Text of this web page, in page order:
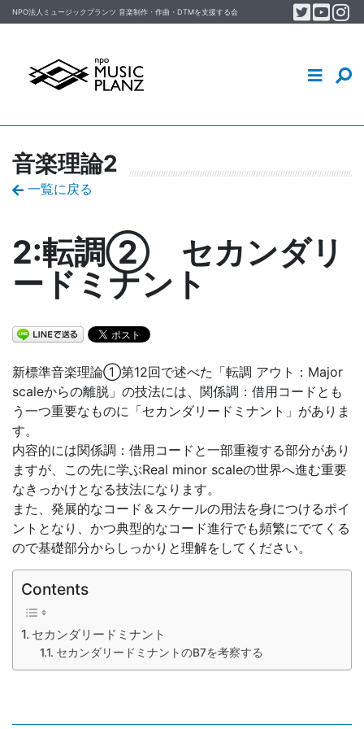
Skip to content
NPO法人ミュージックプランツ 音楽制作・作曲・DTMを支援する会 Twitter
音楽理論2
一覧に戻る
2:転調② セカンダリ
ードミナント
新標準音楽理論①第12回で述べた「転調 アウト：Major
scaleからの離脱」の技法には、関係調：借用コードとも
う一つ重要なものに「セカンダリードミナント」がありま
す。
内容的には関係調：借用コードと一部重複する部分があり
ますが、この先に学ぶReal minor scaleの世界へ進む重要
なきっかけとなる技法になります。
また、発展的なコード＆スケールの用法を身につけるポイ
ントとなり、かつ典型的なコード進行でも頻繁にでてくる
ので基礎部分からしっかりと理解をしてください。
Contents
セカンダリードミナント
セカンダリードミナントのB7を考察する